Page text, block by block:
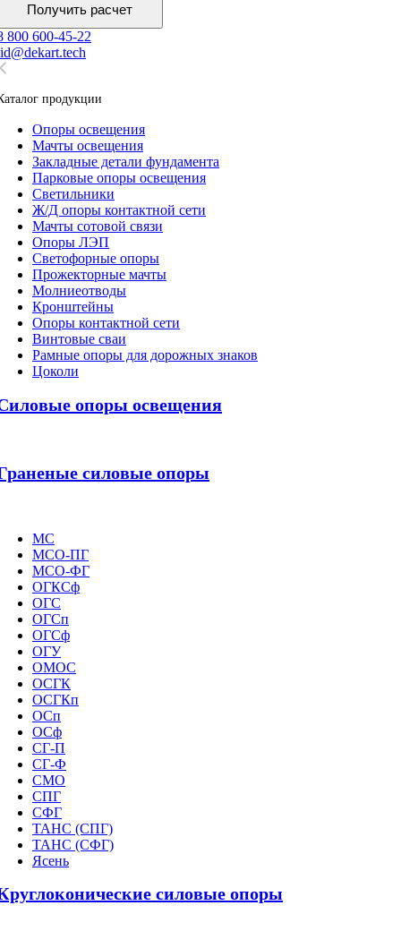
Получить расчет
800 600-45-22
продукции
Oпоры oсвeщения
Мачты освещения
Закладные детали фундамента
Парковые опоры освещения
Светильники
Ж/Д опоры контактной сети
Мачты сотовой связи
Опоры ЛЭП
Светофорные опоры
Прожекторные мачты
Молниеотводы
Кронштейны
Опоры контактной сети
Винтовые сваи
Рамные опоры для дорожных знаков
Цоколи
опоры освещения
силовые опоры
МС
МСО-ПГ
МСО-ФГ
ОГКСф
ОГС
ОГСп
ОГСф
ОГУ
ОМОС
ОСГК
ОСГКп
ОСп
ОСф
СГ-П
СГ-Ф
СМО
СПГ
СФГ
ТАНС (СПГ)
ТАНС (СФГ)
Ясень
силовые опоры